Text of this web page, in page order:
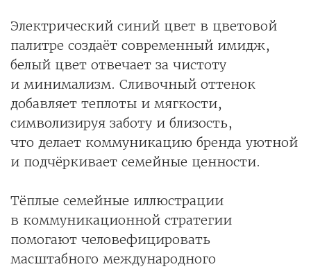
Электрический синий цвет в цветовой
палитре создаёт современный имидж,
белый цвет отвечает за чистоту
и минимализм. Сливочный оттенок
добавляет теплоты и мягкости,
символизируя заботу и близость,
что делает коммуникацию бренда уютной
и подчёркивает семейные ценности.
Тёплые семейные иллюстрации
в коммуникационной стратегии
помогают человефицировать
масштабного международного